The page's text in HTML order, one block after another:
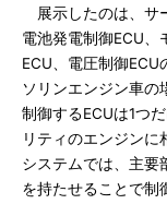
展示したのは、サ
電池発電制御ECU、
ECU、電圧制御
ソリンエンジン車の
制御するECUは1つ
リティのエンジンに
システムでは、主要
を持たせることで制